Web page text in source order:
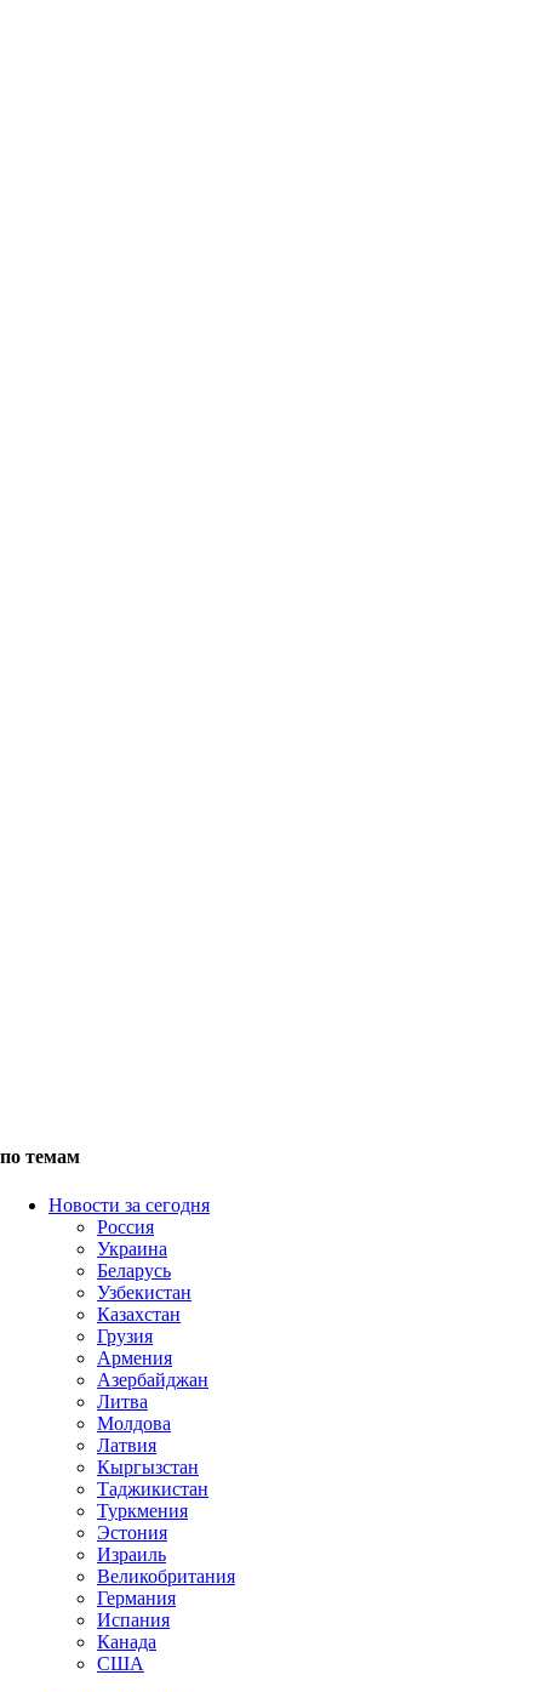
по темам
Новости за сегодня
Россия
Украина
Беларусь
Узбекистан
Казахстан
Грузия
Армения
Азербайджан
Литва
Молдова
Латвия
Кыргызстан
Таджикистан
Туркмения
Эстония
Израиль
Великобритания
Германия
Испания
Канада
США